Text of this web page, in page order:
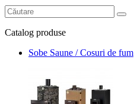
Catalog produse
Sobe Saune / Cosuri de fum